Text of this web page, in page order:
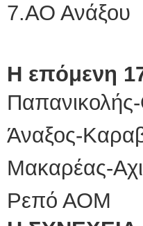
7.ΑΟ
Η επόμενη
Άναξος-
Μακαρέας-
Ρεπό ΑΟΜ